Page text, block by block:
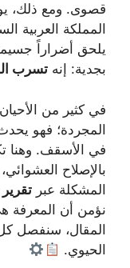
قصوى. ومع ذلك،
المملكة العربية
يلحق أضراراً
بجدية: إنه تسرب
في كثير من
المجردة؛ فهو
في الأسقف. وهنا
بالإصلاح
المشكلة عبر
نؤمن أن المعرفة
المقال، سنفصل كل
الحيوي.